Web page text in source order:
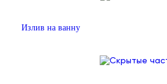
Излив на ванну